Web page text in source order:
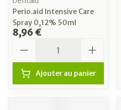
Perio.aid Intensive Care
Spray 0,12% 50ml
8,96 €
Ajouter au panier